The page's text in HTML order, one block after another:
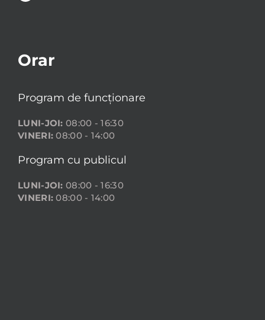
Orar
Program de funcționare
LUNI-JOI: 08:00 - 16:30
VINERI: 08:00 - 14:00
Program cu publicul
LUNI-JOI: 08:00 - 16:30
VINERI: 08:00 - 14:00